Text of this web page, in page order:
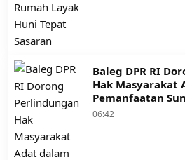
Baleg DPR RI
Hak Masyarakat
Pemanfaatan
06:42